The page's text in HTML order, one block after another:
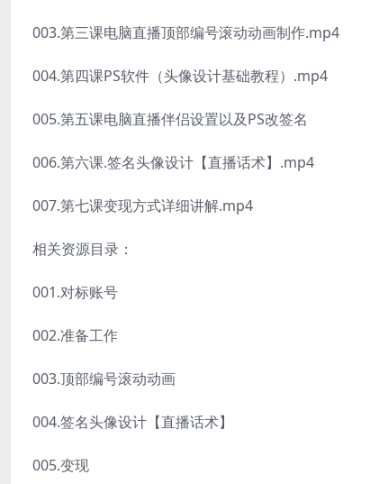
003.第三课电脑直播顶部编号滚动动画制作.mp4
004.第四课PS软件（头像设计基础教程）.mp4
005.第五课电脑直播伴侣设置以及PS改签名
006.第六课.签名头像设计【直播话术】.mp4
007.第七课变现方式详细讲解.mp4
相关资源目录：
001.对标账号
002.准备工作
003.顶部编号滚动动画
004.签名头像设计【直播话术】
005.变现